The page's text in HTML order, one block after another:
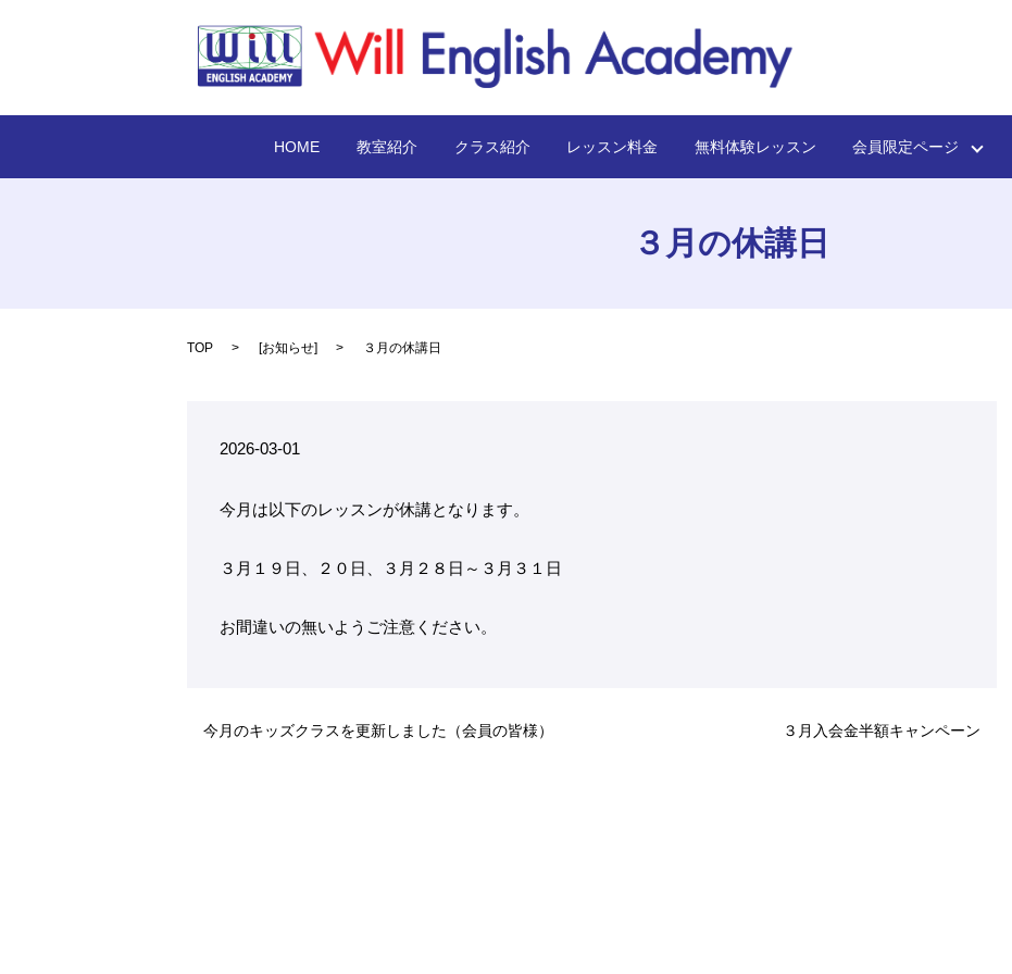
HOME 教室紹介 クラス紹介 レッスン料金 無料体験レッスン 会員限定ページ
３月の休講日
TOP [お知らせ] ３月の休講日
2026-03-01
今月は以下のレッスンが休講となります。
３月１９日、２０日、３月２８日～３月３１日
お間違いの無いようご注意ください。
今月のキッズクラスを更新しました（会員の皆様） ３月入会金半額キャンペーン